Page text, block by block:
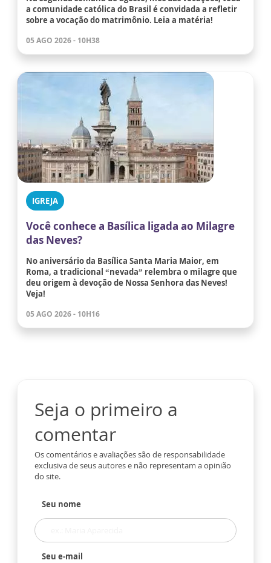
a comunidade católica do Brasil é convidada a refletir
sobre a vocação do matrimônio. Leia a matéria!
05 AGO 2026 - 10H38
IGREJA
Você conhece a Basílica ligada ao Milagre
das Neves?
No aniversário da Basílica Santa Maria Maior, em
Roma, a tradicional “nevada” relembra o milagre que
deu origem à devoção de Nossa Senhora das Neves!
Veja!
05 AGO 2026 - 10H16
Seja o primeiro a
comentar
Os comentários e avaliações são de responsabilidade
exclusiva de seus autores e não representam a opinião
do site.
Seu nome
Seu e-mail